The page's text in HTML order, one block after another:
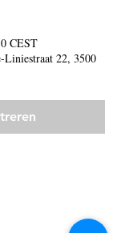
CEST
Liniestraat 22, 3500